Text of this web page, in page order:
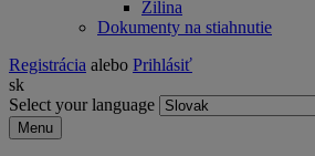
Žilina
Dokumenty na stiahnutie
Registrácia alebo Prihlásiť
sk
Select your language
Menu